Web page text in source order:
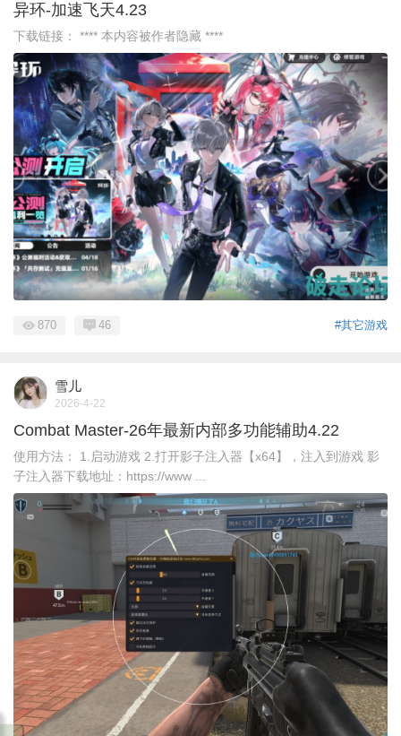
异环-加速飞天4.23
下载链接： **** 本内容被作者隐藏 ****
#其它游戏
870 46
雪儿
2026-4-22
Combat Master-26年最新内部多功能辅助4.22
使用方法： 1.启动游戏 2.打开影子注入器【x64】，注入到游戏 影
子注入器下载地址：https://www ...